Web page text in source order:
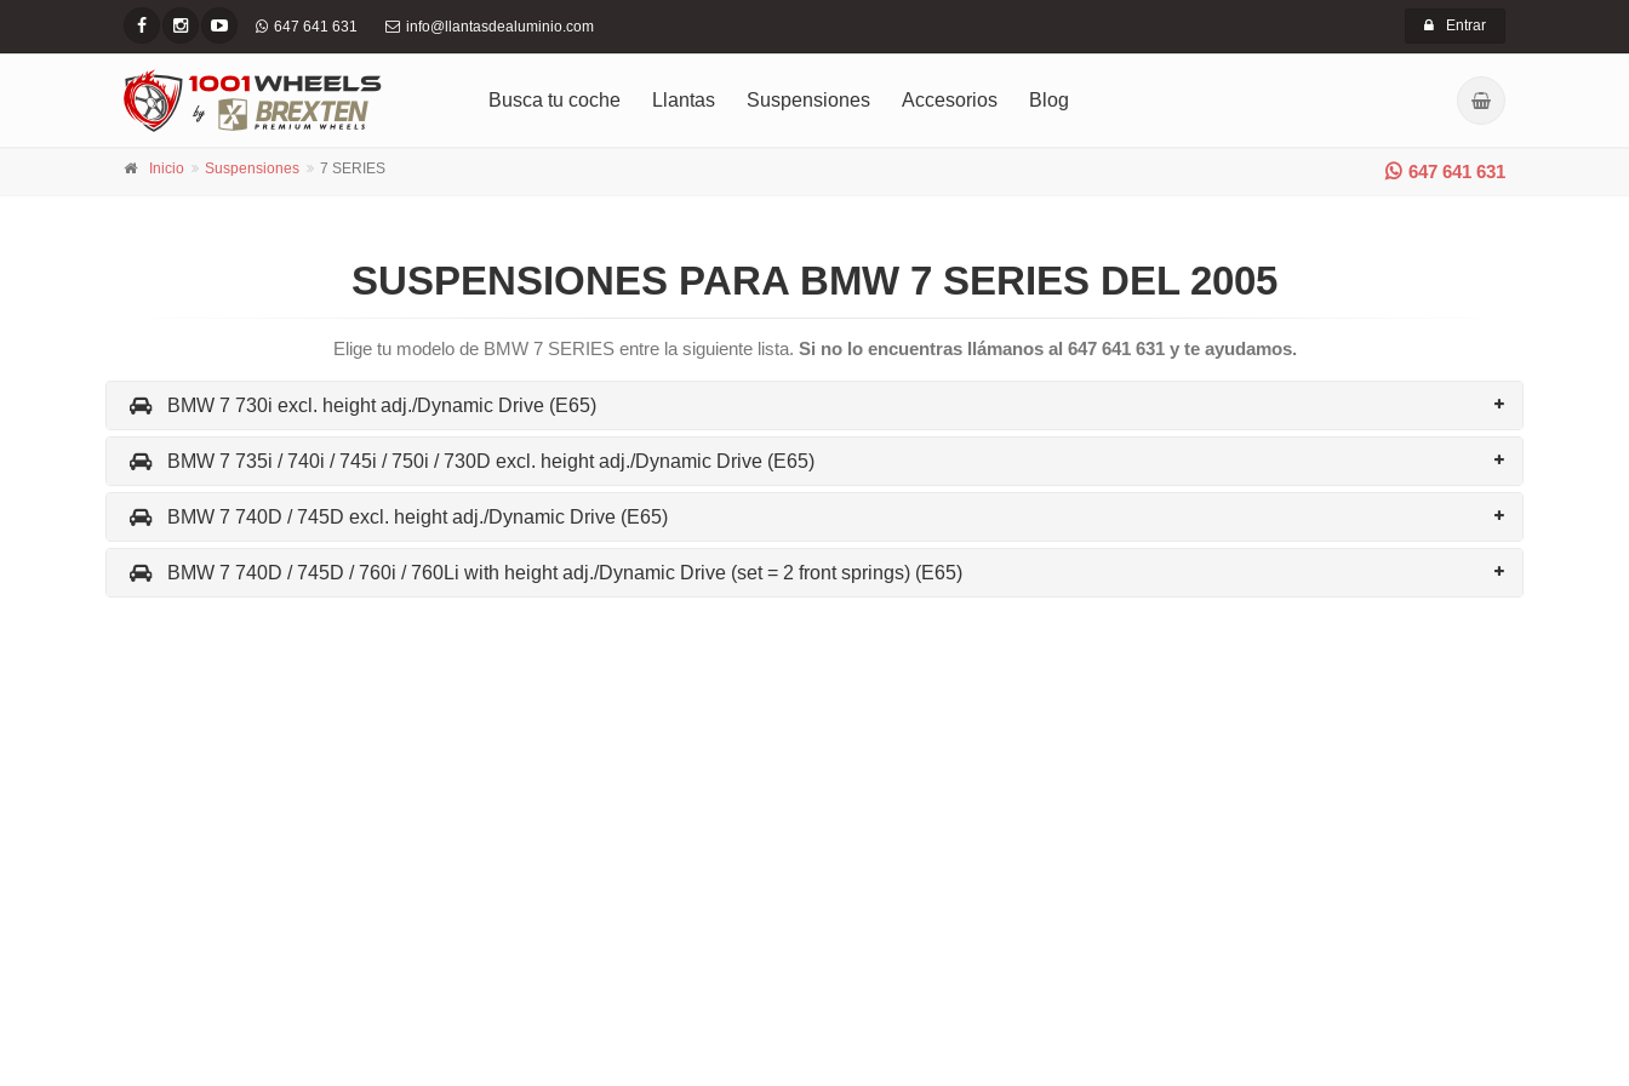
647 641 631 info@llantasdealuminio.com Entrar
Busca tu coche Llantas Suspensiones Accesorios Blog
647 641 631
Inicio Suspensiones 7 SERIES
SUSPENSIONES PARA BMW 7 SERIES DEL 2005
Elige tu modelo de BMW 7 SERIES entre la siguiente lista. Si no lo encuentras llámanos al 647 641 631 y te ayudamos.
BMW 7 730i excl. height adj./Dynamic Drive (E65)
BMW 7 735i / 740i / 745i / 750i / 730D excl. height adj./Dynamic Drive (E65)
BMW 7 740D / 745D excl. height adj./Dynamic Drive (E65)
BMW 7 740D / 745D / 760i / 760Li with height adj./Dynamic Drive (set = 2 front springs) (E65)